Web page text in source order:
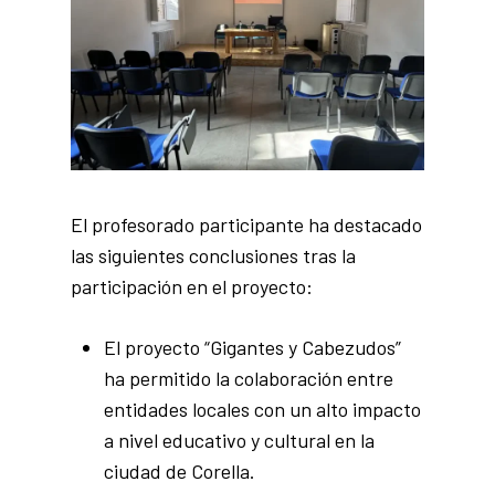
El profesorado participante ha destacado
las siguientes conclusiones tras la
participación en el proyecto:
El proyecto “Gigantes y Cabezudos”
ha permitido la colaboración entre
entidades locales con un alto impacto
a nivel educativo y cultural en la
ciudad de Corella.